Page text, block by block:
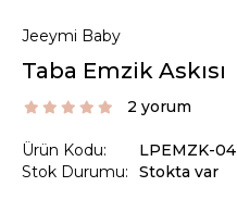
Jeeymi Baby
Taba Emzik Askısı
2 yorum
Ürün Kodu:
Stok Durumu:
LPEMZK-04
Stokta var